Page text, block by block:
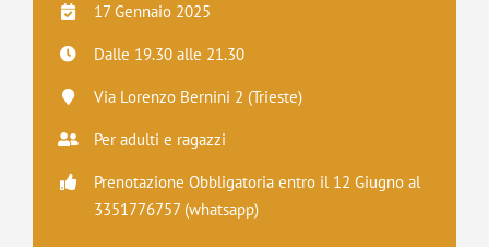
17 Gennaio 2025
Dalle 19.30 alle 21.30
Via Lorenzo Bernini 2 (Trieste)
Per adulti e ragazzi
Prenotazione Obbligatoria entro il 12 Giugno al
3351776757 (whatsapp)